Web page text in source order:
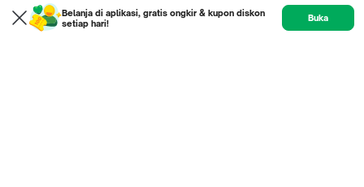
Belanja di aplikasi, gratis ongkir & kupon diskon
setiap hari!
Buka